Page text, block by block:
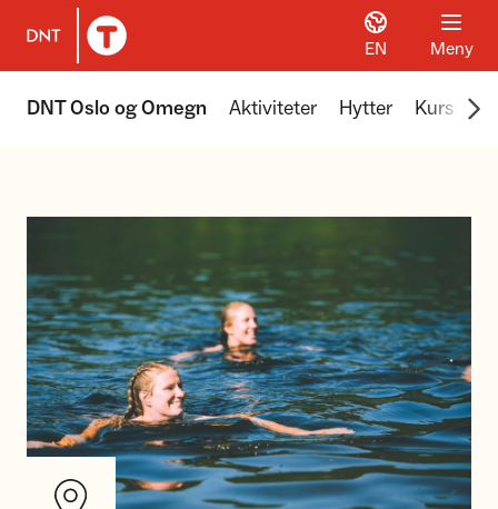
Til DNT.no forside
EN Meny
DNT Oslo og Omegn Aktiviteter Hytter Kurs